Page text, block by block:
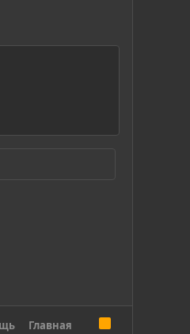
Главная